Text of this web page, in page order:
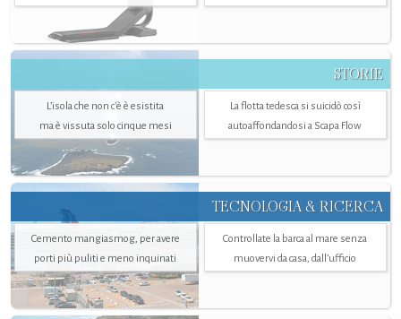
STORIE
L’isola che non c'è è esistita
ma è vissuta solo cinque mesi
La flotta tedesca si suicidò così
autoaffondandosi a Scapa Flow
TECNOLOGIA & RICERCA
Cemento mangiasmog, per avere
porti più puliti e meno inquinati
Controllate la barca al mare senza
muovervi da casa, dall’ufficio